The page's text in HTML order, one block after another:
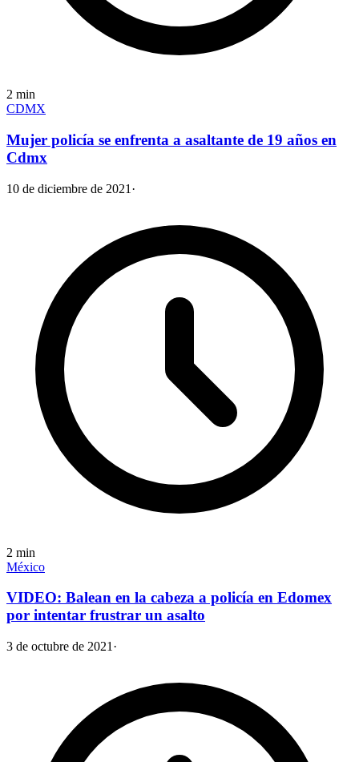
2 min
CDMX
Mujer policía se enfrenta a asaltante de 19 años en
Cdmx
10 de diciembre de 2021 ·
2 min
México
VIDEO: Balean en la cabeza a policía en Edomex
por intentar frustrar un asalto
3 de octubre de 2021 ·